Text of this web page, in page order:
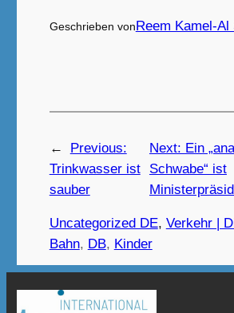
Geschrieben von Reem Kamel-Al
←
Previous:
Trinkwasser ist
sauber
Next: Ein
Schwabe“ ist
Uncategorized DE, Verkehr |
Bahn, DB, Kinder